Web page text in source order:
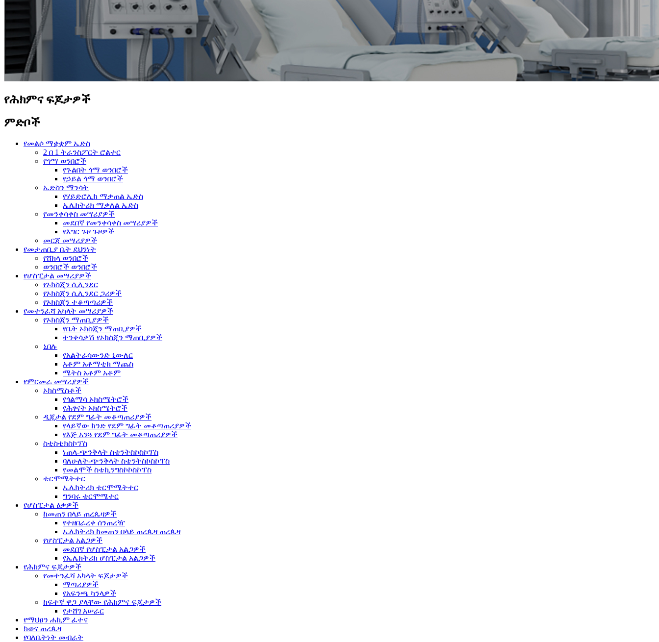
የሕክምና ፍጆታዎች
ምድቦች
የመልሶ ማቋቋም ኤድስ
2 በ 1 ትራንስፖርት ሮልተር
የጎማ ወንበሮች
የጉልበት ጎማ ወንበሮች
የኃይል ጎማ ወንበሮች
ኤድስን ማንሳት
የሃይድሮሊክ ማቃጠል ኤድስ
ኤሌክትሪክ ማቃለል ኤድስ
የመንቀሳቀስ መሣሪያዎች
መደበኛ የመንቀሳቀስ መሣሪያዎች
የእግር ጉዞ ጉዞዎች
መርጃ መሣሪያዎች
የመታጠቢያ ቤት ደህንነት
የሸክላ ወንበሮች
ወንበሮች ወንበሮች
የሆስፒታል መሣሪያዎች
የኦክስጂን ሲሊንደር
የኦክስጂን ሲሊንደር ጋሪዎች
የኦክስጂን ተቆጣጣሪዎች
የመተንፈሻ አካላት መሣሪያዎች
የኦክስጂን ማጠቢያዎች
የቤት ኦክስጂን ማጠቢያዎች
ተንቀሳቃሽ የኦክስጂን ማጠቢያዎች
ኒበሉ
የአልትራሳውንድ ኒውለር
አቶም አቶማቲክ ማጨስ
ሜትስ አቶም አቶም
የምርመራ መሣሪያዎች
ኦክስሚስቶች
የጎልማሳ ኦክስሜትሮች
የሕፃናት ኦክስሜትሮች
ዲጂታል የደም ግፊት መቆጣጠሪያዎች
የላይኛው ክንድ የደም ግፊት መቆጣጠሪያዎች
የእጅ አንጓ የደም ግፊት መቆጣጠሪያዎች
ስቲስቲክስኮፕስ
ነጠላ-ጭንቅላት ስቴንትስኮስኮፕስ
ባለሁለት-ጭንቅላት ስቴንትስኮስኮፕስ
የመልሞች ስቴኪንግስኮኮስኮፕስ
ቴርሞሜትተር
ኤሌክትሪክ ቴርሞሜትተር
ግንባሩ ቴርሞሜተር
የሆስፒታል ዕቃዎች
ከመጠን በላይ ጠረጴዛዎች
የተዘበራረቀ ሰንጠረዥ
ኤሌክትሪክ ከመጠን በላይ ጠረጴዛ ጠረጴዛ
የሆስፒታል አልጋዎች
መደበኛ የሆስፒታል አልጋዎች
የኤሌክትሪክ ሆስፒታል አልጋዎች
የሕክምና ፍጆታዎች
የመተንፈሻ አካላት ፍጆታዎች
ማጣሪያዎች
የአፍንጫ ካንላዎች
ከፍተኛ ዋጋ ያላቸው የሕክምና ፍጆታዎች
የታሸገ አሠራር
የማህፀን ሐኪም ፈተና
ክወና ጠረጴዛ
የባለቤትነት መብራት